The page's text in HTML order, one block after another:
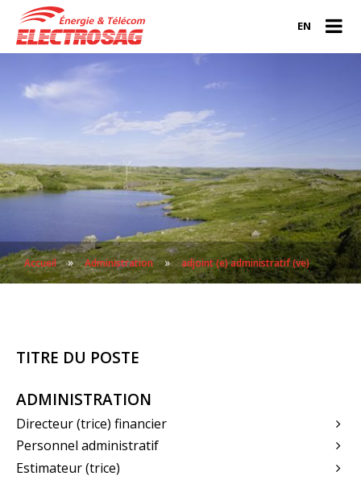
EN
Accueil » Administration » adjoint (e) administratif (ve)
TITRE DU POSTE
ADMINISTRATION
Directeur (trice) financier
Personnel administratif
Estimateur (trice)